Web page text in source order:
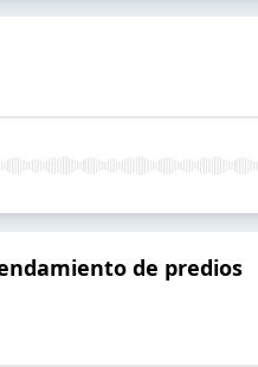
de predios